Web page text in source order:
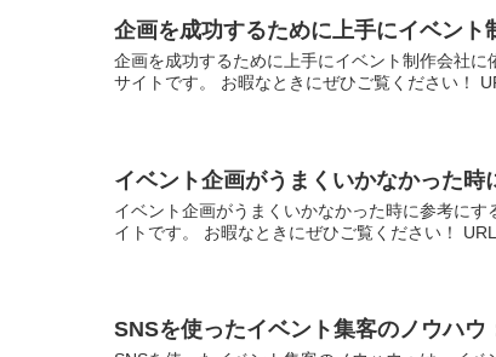
企画を成功するために上手にイベント
企画を成功するために上手にイベント制作会社
サイトです。 お暇なときにぜひご覧ください！
イベント企画がうまくいかなかった時
イベント企画がうまくいかなかった時に参考に
イトです。 お暇なときにぜひご覧ください！
SNSを使ったイベント集客のノウハウ